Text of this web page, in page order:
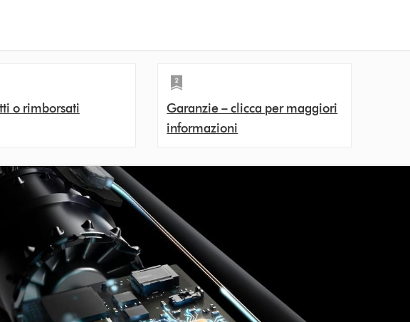
o rimborsati
Garanzie – clicca per maggiori
informazioni